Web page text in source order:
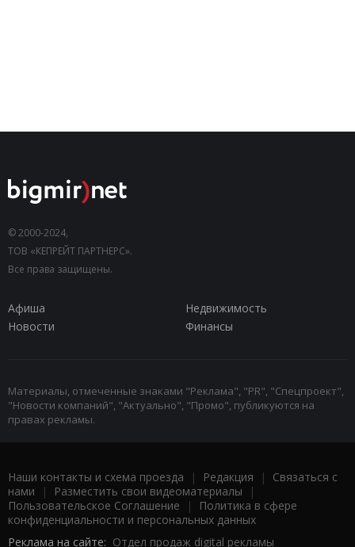
© 2000-2024,
ТОВ «КЕПРЕЙТ ПАРТНЕРС».
Все права защищены.
Афиша
Недвижимость
Новости
Финансы
Материалы, отмеченные знаками "Реклама", "PR", "Спецпроект",
"Новости компаний", "Актуально", "Промо", публикуются на
правах рекламы.
Наши контакты и схема проезда | Редакция | Связаться с
нами | Разместить свои видеоматериалы |
Пользовательское Соглашение |
Политика в сфере
конфиденциальности и персональных данных
Реклама на сайте: Отдел продаж digital рекламы